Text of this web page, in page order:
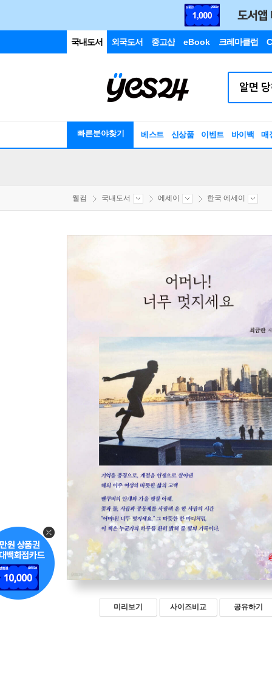
국내도서 외국도서 중고샵 eBook 크레마클럽
빠른분야찾기 베스트 신상품 이벤트 바이백 매
웰컴 국내도서 에세이 한국 에세이
미리보기 사이즈비교 공유하기